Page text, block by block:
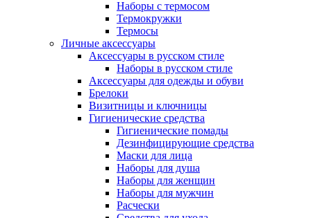
Наборы с термосом
Термокружки
Термосы
Личные аксессуары
Аксессуары в русском стиле
Наборы в русском стиле
Аксессуары для одежды и обуви
Брелоки
Визитницы и ключницы
Гигиенические средства
Гигиенические помады
Дезинфицирующие средства
Маски для лица
Наборы для душа
Наборы для женщин
Наборы для мужчин
Расчески